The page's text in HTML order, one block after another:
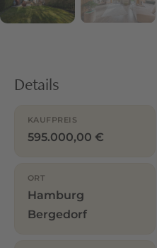
Details
KAUFPREIS
595.000,00 €
ORT
Hamburg
Bergedorf